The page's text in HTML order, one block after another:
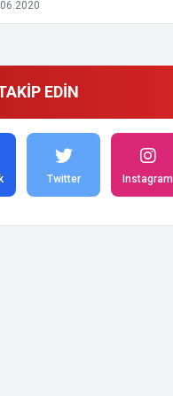
EDİN
Twitter Instagram